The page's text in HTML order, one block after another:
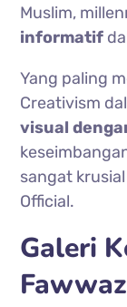
Muslim,
informatif
Yang paling
Creativism
visual
sangat
Official.
Galeri